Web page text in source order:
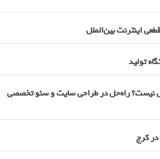
اینترنت بین‌الملل
تولید
نیست؟ راه‌حل در طراحی سایت و سئو تخصصی
کرج